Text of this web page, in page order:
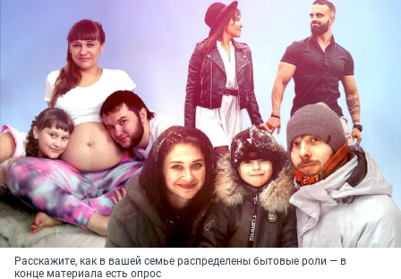
Расскажите, как в вашей семье распределены бытовые роли — в
конце материала есть опрос